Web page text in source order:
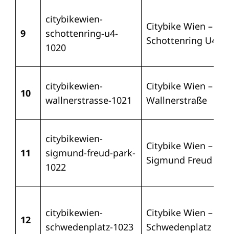
9
citybikewien-
schottenring-u4-
1020
Citybike Wien –
Schottenring U4
10
citybikewien-
wallnerstrasse-1021
Citybike Wien –
Wallnerstraße
11
citybikewien-
sigmund-freud-park-
1022
Citybike Wien –
Sigmund Freud
12
citybikewien-
schwedenplatz-1023
Citybike Wien –
Schwedenplatz